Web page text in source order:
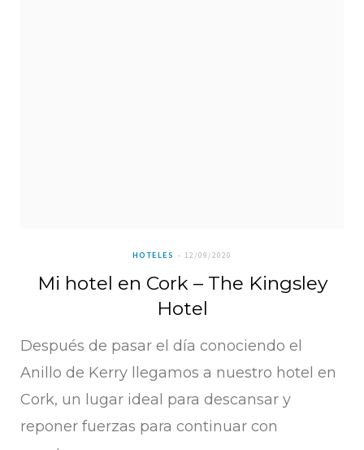
HOTELES 12/09/2020
Mi hotel en Cork – The Kingsley
Hotel
Después de pasar el día conociendo el
Anillo de Kerry llegamos a nuestro hotel en
Cork, un lugar ideal para descansar y
reponer fuerzas para continuar con